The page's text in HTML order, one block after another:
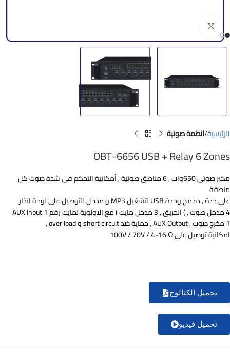
الرئيسية انظمة صوتية
OBT-6656 USB + Relay 6 Zones
مكبر صوتى 650وات , 6 مناطق صوتية , أمكانية التحكم فى شدة صوت كل
منطقة
على حدة , مدمج وحدة USB لتشغيل MP3 و مدخل للتوصيل على لوحة انذار
4 مدخل صوت , ) الحريق , 3 مدخل مايك ) مع الاولوية لمايك رقم 1 AUX Input
1 مخرج صوت , AUX Output , حماية ضد short circuit و over load ,
امكانية توصيل على 100V / 70V / 4-16 Ω
تحميل الكتالوج
تحميل فيديو